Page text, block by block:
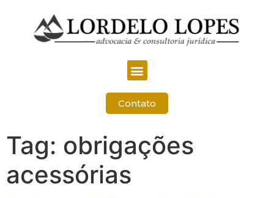
Contato
Tag: obrigações
acessórias